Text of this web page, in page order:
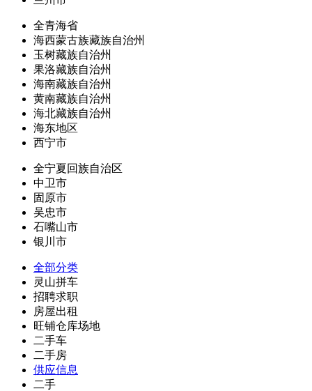
全青海省
海西蒙古族藏族自治州
玉树藏族自治州
果洛藏族自治州
海南藏族自治州
黄南藏族自治州
海北藏族自治州
海东地区
西宁市
全宁夏回族自治区
中卫市
固原市
吴忠市
石嘴山市
银川市
全部分类
灵山拼车
招聘求职
房屋出租
旺铺仓库场地
二手车
二手房
供应信息
二手